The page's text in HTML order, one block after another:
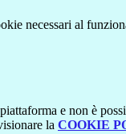
necessari al
e non è
la COOKIE